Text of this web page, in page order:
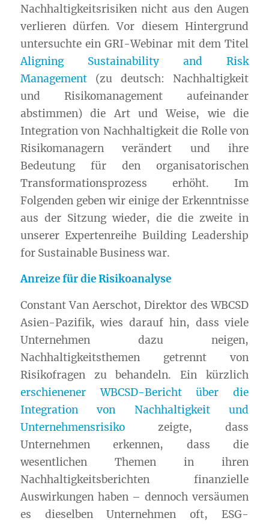
Nachhaltigkeitsrisiken nicht aus den Augen
verlieren dürfen. Vor diesem Hintergrund
untersuchte einGRI-Webinar mit dem Titel
Aligning Sustainability and Risk
Management(zu deutsch: Nachhaltigkeit
und Risikomanagement aufeinander
abstimmen) die Art und Weise, wie die
Integration von Nachhaltigkeitdie Rolle von
Risikomanagern verändert und ihre
Bedeutung für den organisatorischen
Transformationsprozess erhöht. Im
Folgenden geben wir einige der Erkenntnisse
aus der Sitzung wieder, die die zweite in
unserer Expertenreihe Building Leadership
for Sustainable Business war.
Anreize für die Risikoanalyse
Constant Van Aerschot, Direktor des WBCSD
Asien-Pazifik, wies darauf hin, dass viele
Unternehmen dazu neigen,
Nachhaltigkeitsthemen getrennt von
Risikofragen zu behandeln. Ein kürzlich
erschienener WBCSD-Bericht über die
Integration von Nachhaltigkeit und
Unternehmensrisikozeigte, dass
Unternehmen erkennen, dass die
wesentlichen Themen in ihren
Nachhaltigkeitsberichten finanzielle
Auswirkungen haben – dennoch versäumen
es dieselben Unternehmen oft, ESG-